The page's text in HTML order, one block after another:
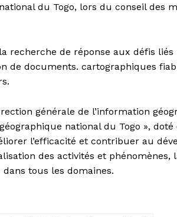
du Togo, lors du conseil des
recherche de réponse aux défis
de documents. cartographiques
générale de l’information
national du Togo », doté
l’efficacité et contribuer au
des activités et phénomènes,
tous les domaines.